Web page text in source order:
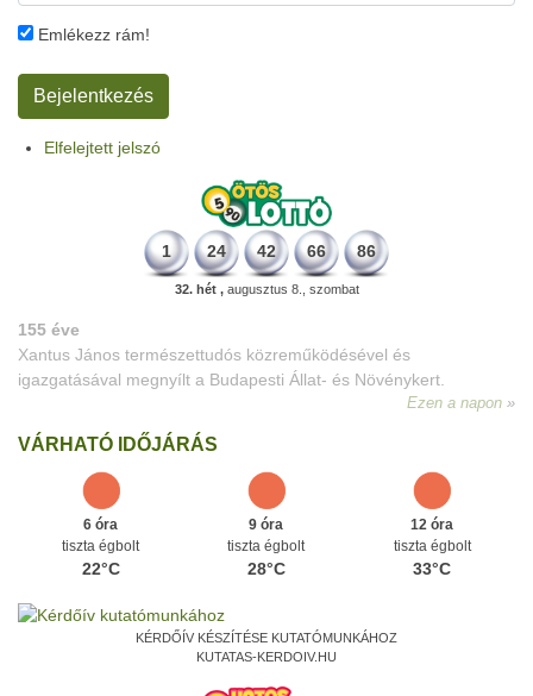
Emlékezz rám!
Elfelejtett jelszó
1 24 42 66 86
32. hét ,augusztus 8., szombat
VÁRHATÓ IDŐJÁRÁS
6 óra
tiszta égbolt
22°C
9 óra
tiszta égbolt
28°C
12 óra
tiszta égbolt
33°C
KÉRDŐÍV KÉSZÍTÉSE KUTATÓMUNKÁHOZ
KUTATAS-KERDOIV.HU